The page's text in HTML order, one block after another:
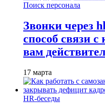
Поиск персонала
Звонки через
способ связи
вам
17 марта
HR-беседы